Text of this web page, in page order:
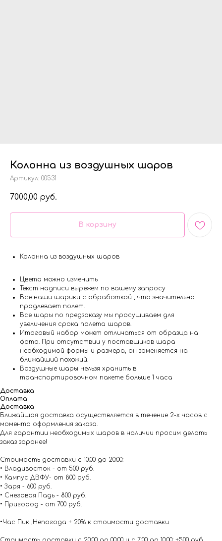
Колонна из воздушных шаров
Артикул: 00531
7000,00 руб.
В корзину
Колонна из воздушных шаров
Цвета можно изменить
Текст надписи вырежем по вашему запросу
Все наши шарики с обработкой , что значительно
продлевает полет.
Все шары по предзаказу мы просушиваем для
увеличения срока полета шаров.
Итоговый набор может отличаться от образца на
фото. При отсутствии у поставщиков шара
необходимой формы и размера, он заменяется на
ближайший похожий.
Воздушные шары нельзя хранить в
транспортировочном пакете больше 1 часа
Доставка
Оплата
Доставка
Ближайшая доставка осуществляется в течение 2-х часов с
момента оформления заказа.
Для гарантии необходимых шаров в наличии просим делать
заказ заранее!
Стоимость доставки с 10.00 до 20:00:
• Владивосток - от 500 руб.
• Кампус ДВФУ- от 800 руб.
• Заря - 600 руб.
• Снеговая Падь - 800 руб.
• Пригород - от 700 руб.
•Час Пик ,Непогода + 20% к стоимости доставки